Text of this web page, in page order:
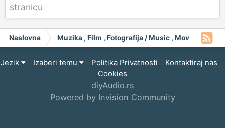
stranicu
Naslovna Muzika , Film , Fotografija / Music , Moving
Jezik Izaberi temu Politika Privatnosti
Kontaktiraj nas
Cookies
diyAudio.rs
Powered by Invision Community